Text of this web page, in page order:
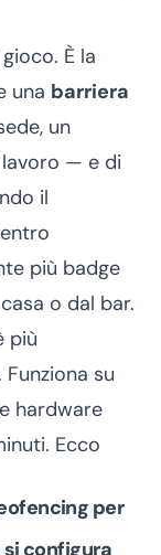
È la
una barriera
un
— e di
il
più badge
o dal bar.
più
su
hardware
Ecco
per
configura